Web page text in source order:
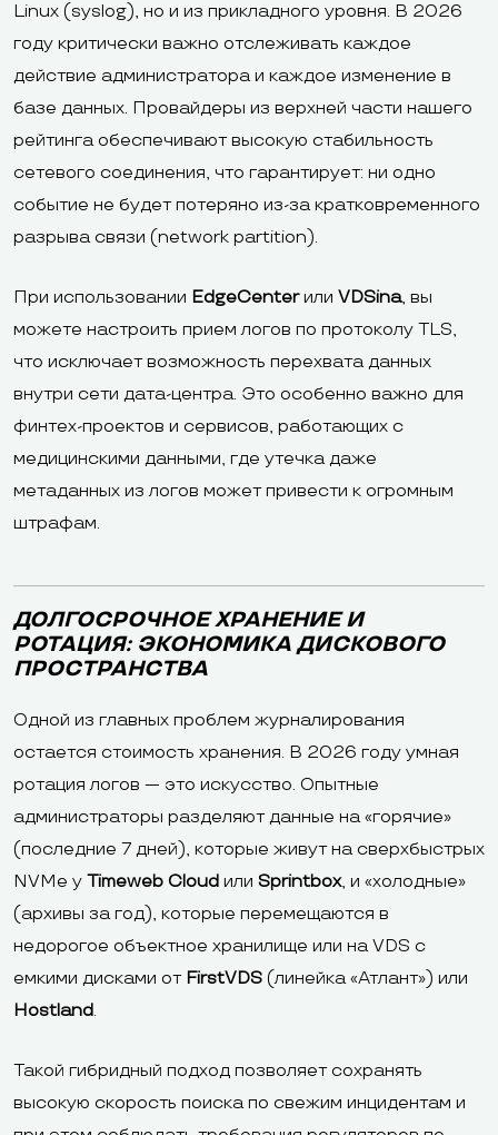
Linux (syslog), но и из прикладного уровня. В 2026
году критически важно отслеживать каждое
действие администратора и каждое изменение в
базе данных. Провайдеры из верхней части нашего
рейтинга обеспечивают высокую стабильность
сетевого соединения, что гарантирует: ни одно
событие не будет потеряно из-за кратковременного
разрыва связи (network partition).
При использовании EdgeCenterили VDSina, вы
можете настроить прием логов по протоколу TLS,
что исключает возможность перехвата данных
внутри сети дата-центра. Это особенно важно для
финтех-проектов и сервисов, работающих с
медицинскими данными, где утечка даже
метаданных из логов может привести к огромным
штрафам.
ДОЛГОСРОЧНОЕ ХРАНЕНИЕ И
РОТАЦИЯ: ЭКОНОМИКА ДИСКОВОГО
ПРОСТРАНСТВА
Одной из главных проблем журналирования
остается стоимость хранения. В 2026 году умная
ротация логов — это искусство. Опытные
администраторы разделяют данные на «горячие»
(последние 7 дней), которые живут на сверхбыстрых
NVMe у Timeweb Cloud или Sprintbox, и «холодные»
(архивы за год), которые перемещаются в
недорогое объектное хранилище или на VDS с
емкими дисками от FirstVDS (линейка «Атлант») или
Hostland.
Такой гибридный подход позволяет сохранять
высокую скорость поиска по свежим инцидентам и